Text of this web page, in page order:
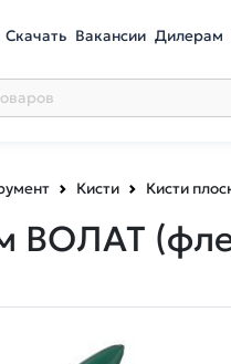
Скачать Вакансии Дилерам
Кисти Кисти
ВОЛАТ